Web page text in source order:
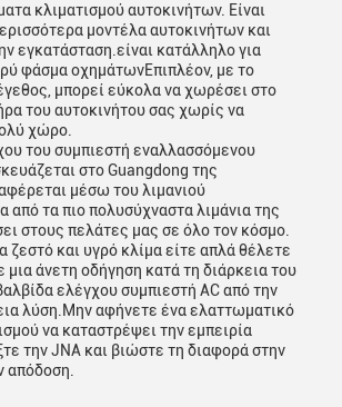
υποβολή
κλιματισμού αυτοκινήτων. Είναι
μοντέλα αυτοκινήτων και
εγκατάσταση.είναι κατάλληλο για
φάσμα οχημάτωνΕπιπλέον, με το
μπορεί εύκολα να χωρέσει στο
του αυτοκινήτου σας χωρίς να
χώρο.
του συμπιεστή εναλλασσόμενου
στο Guangdong της
μέσω του λιμανιού
από τα πιο πολυσύχναστα λιμάνια της
στους πελάτες μας σε όλο τον κόσμο.
ζεστό και υγρό κλίμα είτε απλά θέλετε
μια άνετη οδήγηση κατά τη διάρκεια του
ελέγχου συμπιεστή AC από την
λύση.Μην αφήνετε ένα ελαττωματικό
να καταστρέψει την εμπειρία
την JNA και βιώστε τη διαφορά στην
απόδοση.